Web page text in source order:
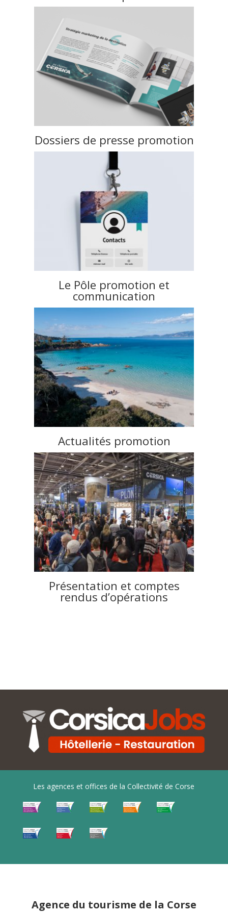
Dossiers de presse promotion
Le Pôle promotion et
communication
Actualités promotion
Présentation et comptes
rendus d’opérations
Les agences et offices de la Collectivité de Corse
Agence du tourisme de la Corse